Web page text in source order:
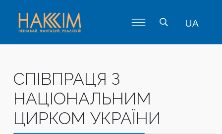
UA
СПІВПРАЦЯ З
НАЦІОНАЛЬНИМ
ЦИРКОМ УКРАЇНИ